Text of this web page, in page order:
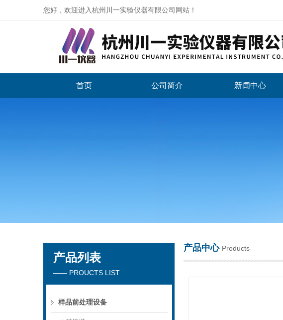
您好，欢迎进入杭州川一实验仪器有限公司网站！
杭州川一实验仪器有限公司
首页 公司简介 新闻中心
产品列表
—— PROUCTS LIST
样品前处理设备
产品中心 Products